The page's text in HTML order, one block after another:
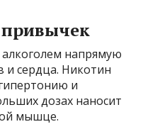
напрямую
и сердца. Никотин
и
дозах наносит
мышце.